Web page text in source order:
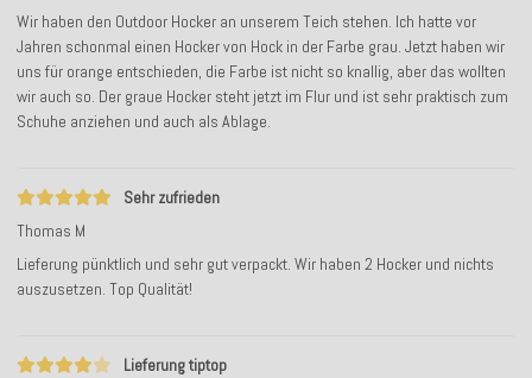
Wir haben den Outdoor Hocker an unserem Teich stehen. Ich hatte vor
Jahren schonmal einen Hocker von Hock in der Farbe grau. Jetzt haben wir
uns für orange entschieden, die Farbe ist nicht so knallig, aber das wollten
wir auch so. Der graue Hocker steht jetzt im Flur und ist sehr praktisch zum
Schuhe anziehen und auch als Ablage.
Sehr zufrieden
Thomas M
Lieferung pünktlich und sehr gut verpackt. Wir haben 2 Hocker und nichts
auszusetzen. Top Qualität!
Lieferung tiptop